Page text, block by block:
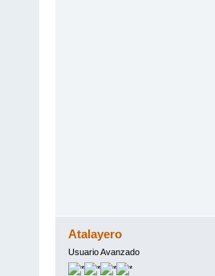
Atalayero
Usuario Avanzado